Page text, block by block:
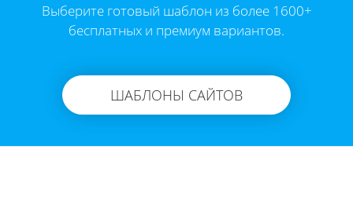
Выберите готовый шаблон из более 1600+
бесплатных и премиум вариантов.
ШАБЛОНЫ САЙТОВ